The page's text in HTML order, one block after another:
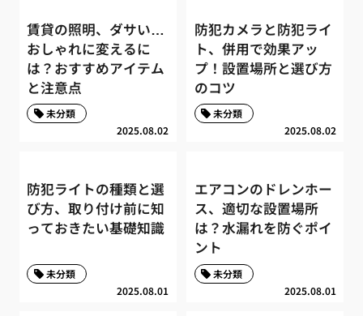
賃貸の照明、ダサい…
おしゃれに変えるに
は？おすすめアイテム
と注意点
2025.08.02
未分類
防犯カメラと防犯ライ
ト、併用で効果アッ
プ！設置場所と選び方
のコツ
2025.08.02
未分類
防犯ライトの種類と選
び方、取り付け前に知
っておきたい基礎知識
2025.08.01
未分類
エアコンのドレンホー
ス、適切な設置場所
は？水漏れを防ぐポイ
ント
2025.08.01
未分類